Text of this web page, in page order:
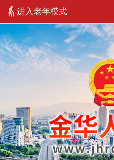
进入老年模式